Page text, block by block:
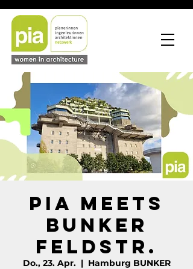
PIA meets
Bunker
Feldstr.
Do., 23. Apr.
  |
Hamburg BUNKER